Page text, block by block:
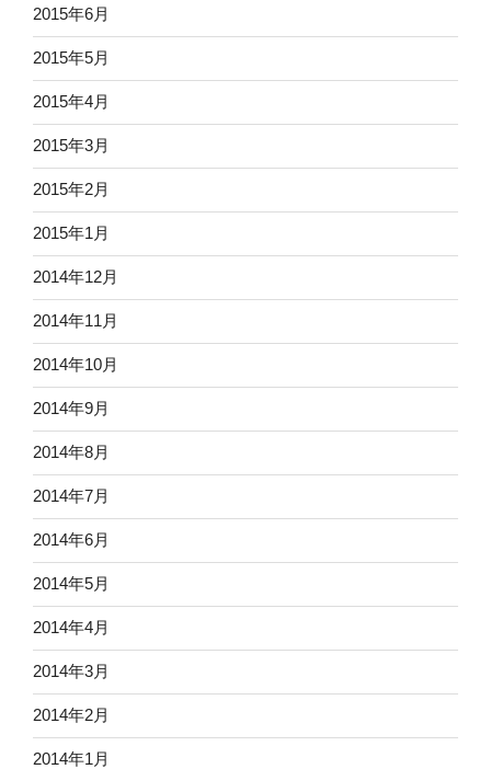
2015年6月
2015年5月
2015年4月
2015年3月
2015年2月
2015年1月
2014年12月
2014年11月
2014年10月
2014年9月
2014年8月
2014年7月
2014年6月
2014年5月
2014年4月
2014年3月
2014年2月
2014年1月